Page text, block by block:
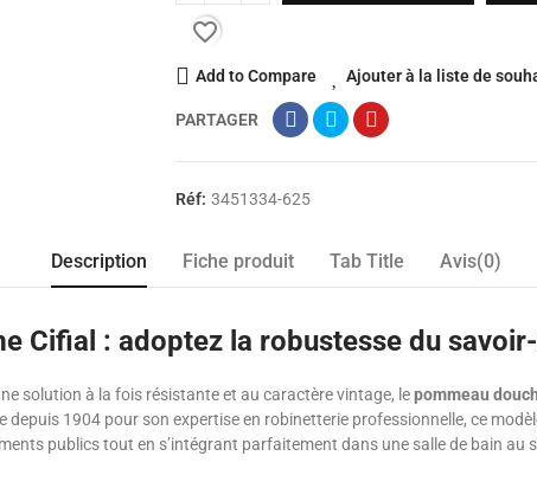
favorite_border
Add to Compare Ajouter à la liste de
PARTAGER
Réf: 3451334-625
Description Fiche produit Tab Title Avis(0)
Cifial : adoptez la robustesse du
solution à la fois résistante et au caractère vintage, lepommeau
1904 pour son expertise en robinetterie professionnelle, ce
publics tout en s’intégrant parfaitement dans une salle de bain au